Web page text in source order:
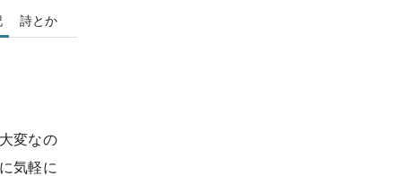
詩とか
変なの
気軽に